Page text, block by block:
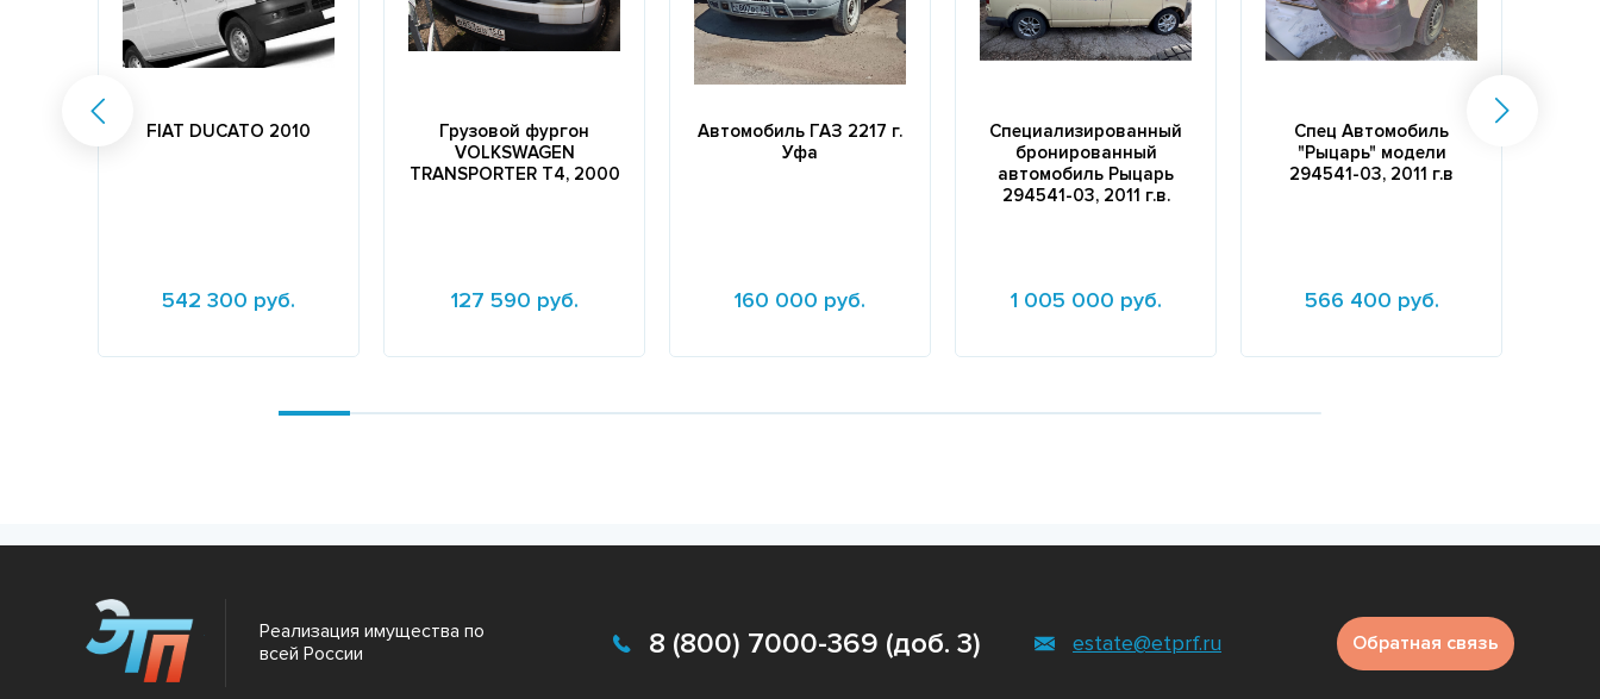
FIAT DUCATO 2010
542 300 руб.
Грузовой фургон
VOLKSWAGEN
TRАNSРОRТЕR Т4, 2000
127 590 руб.
Автомобиль ГАЗ 2217 г.
Уфа
160 000 руб.
Специализированный
бронированный
автомобиль Рыцарь
294541-03, 2011 г.в.
1 005 000 руб.
Спец Автомобиль
"Рыцарь" модели
294541-03, 2011 г.в
566 400 руб.
Реализация имущества по
всей России
8 (800) 7000-369 (доб. 3) estate@etprf.ru Обратная связь